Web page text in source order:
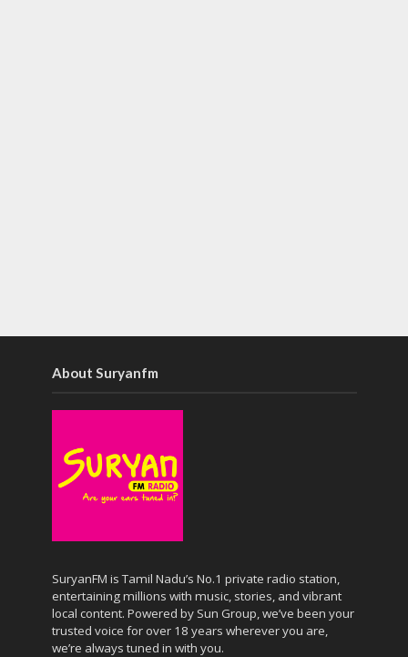
About Suryanfm
SuryanFM is Tamil Nadu’s No.1 private radio station,
entertaining millions with music, stories, and vibrant
local content. Powered by Sun Group, we’ve been your
trusted voice for over 18 years wherever you are,
we’re always tuned in with you.